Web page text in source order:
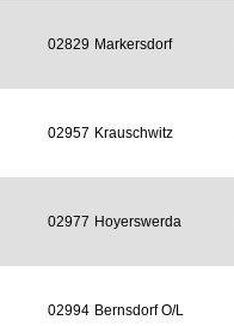
02829 Markersdorf
02957 Krauschwitz
02977 Hoyerswerda
02994 Bernsdorf O/L